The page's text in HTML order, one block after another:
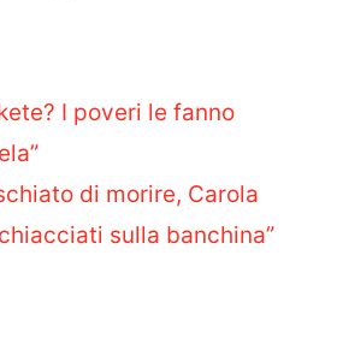
I poveri le fanno
di morire, Carola
sulla banchina”